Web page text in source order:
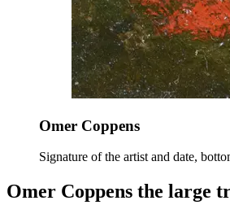
Omer Coppens
Signature of the artist and date,
Omer Coppens the large